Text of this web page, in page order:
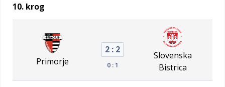
10. krog
Primorje
2 : 2
0 : 1
Slovenska
Bistrica